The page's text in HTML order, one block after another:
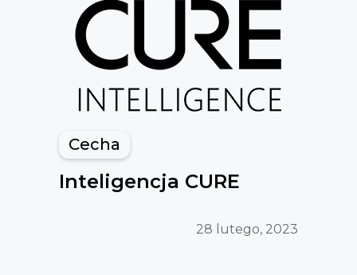
Cecha
Inteligencja CURE
28 lutego, 2023